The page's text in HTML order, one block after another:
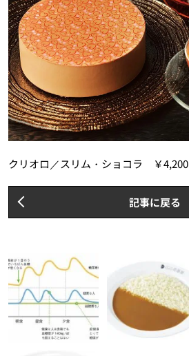
クリオロ／スリム・ショコラ ￥4,200
記事に戻る